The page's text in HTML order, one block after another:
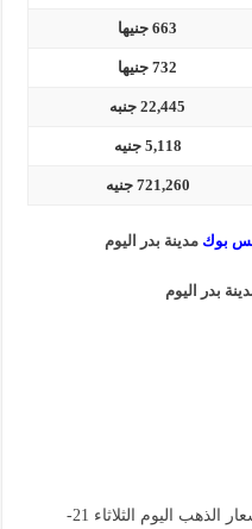
663 جنيها
732 جنيها
22,445 جنبه
5,118 جنيه
721,260 جنيه
بوك مدينة بدر اليوم
بدر اليوم
أسعار الذهب اليوم الثلاثاء 21-